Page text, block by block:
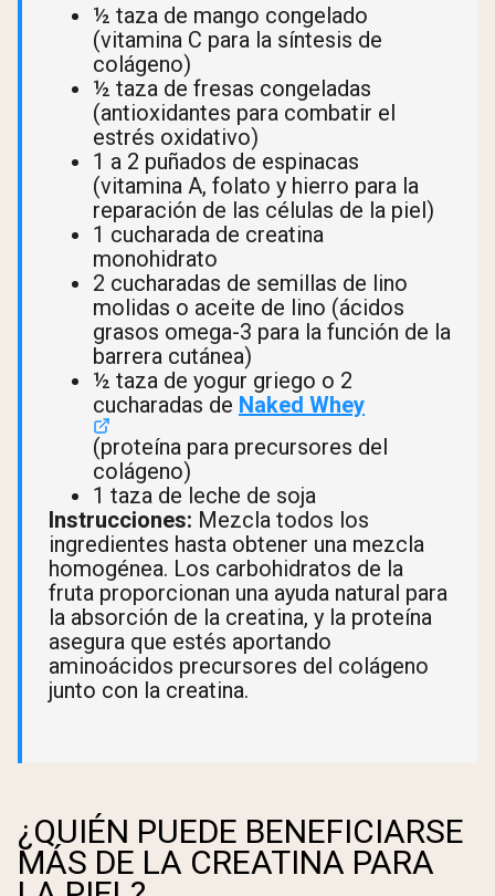
½ taza de mango congelado
(vitamina C para la síntesis de
colágeno)
½ taza de fresas congeladas
(antioxidantes para combatir el
estrés oxidativo)
1 a 2 puñados de espinacas
(vitamina A, folato y hierro para la
reparación de las células de la piel)
1 cucharada de creatina
monohidrato
2 cucharadas de semillas de lino
molidas o aceite de lino (ácidos
grasos omega-3 para la función de la
barrera cutánea)
½ taza de yogur griego o 2
cucharadas de Naked Whey
(proteína para precursores del
colágeno)
1 taza de leche de soja
Instrucciones: Mezcla todos los
ingredientes hasta obtener una mezcla
homogénea. Los carbohidratos de la
fruta proporcionan una ayuda natural para
la absorción de la creatina, y la proteína
asegura que estés aportando
aminoácidos precursores del colágeno
junto con la creatina.
¿QUIÉN PUEDE BENEFICIARSE
MÁS DE LA CREATINA PARA